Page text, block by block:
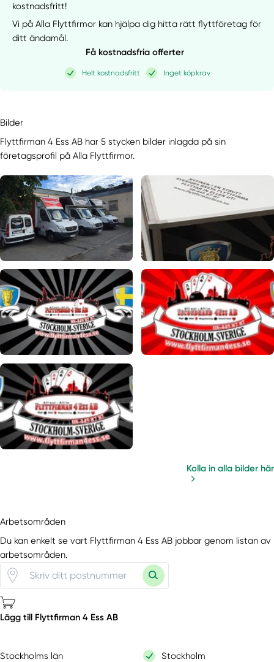
kostnadsfritt!
Vi på Alla Flyttfirmor kan hjälpa dig hitta rätt flyttföretag för
ditt ändamål.
Få kostnadsfria offerter
Helt kostnadsfritt Inget köpkrav
Bilder
Flyttfirman 4 Ess AB har 5 stycken bilder inlagda på sin
företagsprofil på Alla Flyttfirmor.
Kolla in alla bilder här
Arbetsområden
Du kan enkelt se vart Flyttfirman 4 Ess AB jobbar genom listan av
arbetsområden.
Lägg till Flyttfirman 4 Ess AB
Stockholms län
Stockholm